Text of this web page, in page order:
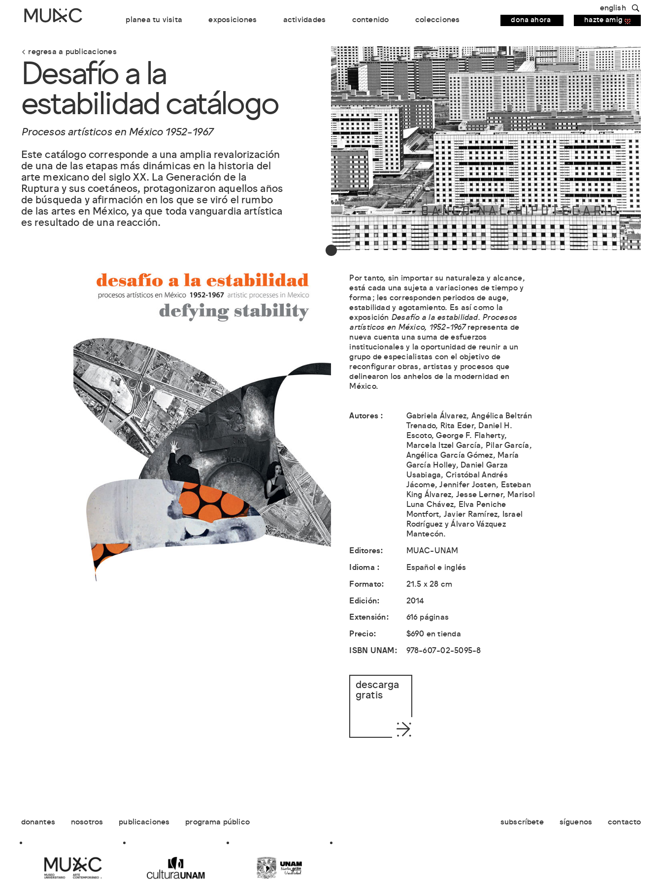
english
planea tu visita
exposiciones actividades contenido colecciones dona ahora hazte amig
regresa a publicaciones
Desafío a la
estabilidad catálogo
Procesos artísticos en México 1952-1967
Este catálogo corresponde a una amplia revalorización
de una de las etapas más dinámicas en la historia del
arte mexicano del siglo XX. La Generación de la
Ruptura y sus coetáneos, protagonizaron aquellos años
de búsqueda y afirmación en los que se viró el rumbo
de las artes en México, ya que toda vanguardia artística
es resultado de una reacción.
Por tanto, sin importar su naturaleza y alcance,
está cada una sujeta a variaciones de tiempo y
forma; les corresponden periodos de auge,
estabilidad y agotamiento. Es así como la
exposición Desafío a la estabilidad. Procesos
artísticos en México, 1952-1967representa de
nueva cuenta una suma de esfuerzos
institucionales y la oportunidad de reunir a un
grupo de especialistas con el objetivo de
reconfigurar obras, artistas y procesos que
delinearon los anhelos de la modernidad en
México.
Autores
Gabriela Álvarez, Angélica Beltrán
Trenado, Rita Eder, Daniel H.
Escoto, George F. Flaherty,
Marcela Itzel García, Pilar García,
Angélica García Gómez, María
García Holley, Daniel Garza
Usabiaga, Cristóbal Andrés
Jácome, Jennifer Josten, Esteban
King Álvarez, Jesse Lerner, Marisol
Luna Chávez, Elva Peniche
Montfort, Javier Ramírez, Israel
Rodríguez y Álvaro Vázquez
Mantecón.
Editores
MUAC-UNAM
Idioma
Español e inglés
Formato
21.5 x 28 cm
Edición
2014
Extensión
616 páginas
Precio
$690 en tienda
ISBN UNAM
978-607-02-5095-8
descarga
gratis
donantes nosotros publicaciones programa público subscríbete síguenos contacto